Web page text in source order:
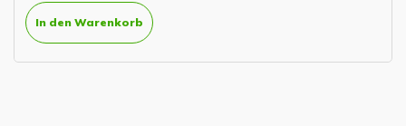
In den Warenkorb